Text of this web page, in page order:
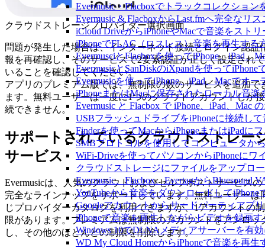
Evermusic・Flacboxでトラックコレクショ
Evermusic & FlacboxからLast.fmへ完全なリ
iCloud DriveからiPhoneやMacで音楽をスト
iPhoneでFLAC（ロスレス）音楽を再生する
EvermusciとFlacboxを使ってiPhone、iPad
EvermusicとSanDiskのiXpandを使って
Evermusicを使ってiPhone、iPad、Macでオ
iPhoneまたはMacに保存されたローカル音楽
Evermusic と Flacbox で iPhone、iPad、
USBフラッシュドライブをiPhoneに接続し
Finderを使ってMacからiPhoneまたはiPadに
SMBプロトコルを使用してコンピュータか
WiFi-Driveを使ってパソコンからiPhoneに
クラウドストレージにファイルをアップロ
Evermusic、Flacbox、Evertagから
YouTubeから音楽をダウンロードして
Googleアカウントからサードパーティアプ
iPhoneで音楽を再生しながらビデオを録画
Windows 10でDLNAメディアサーバーを有
WD My Cloud HomeからiPhoneで音楽を再生
クラウドストレージプロバイダー選択画面
問題が発生した場合は、インターネット接続とログイン認証
報を再確認し、そのサービスで2要素認証が正しく設定されて
いることを確認してください。
アプリのプレミアム版では、無制限の数のサービスを追加で
ます。無料ユーザーは一度に1つのクラウドアカウントしか接
続できません。
サポートされているクラウドストレー
サービス
Evermusicは、人気のクラウドおよびセルフホストサービスの
完全なラインナップをサポートしています。無料ユーザーは
じプロバイダーカタログを利用できますが、1アカウントの制
限があります。プレミアムは無制限のアカウントをアンロッ
し、その他のほとんどの制限を削除します。